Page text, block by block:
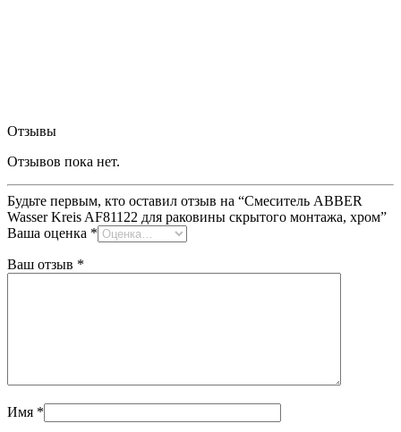
Отзывы
Отзывов пока нет.
Будьте первым, кто оставил отзыв на “Смеситель ABBER
Wasser Kreis AF81122 для раковины скрытого монтажа, хром”
Ваша оценка *
Ваш отзыв *
Имя *